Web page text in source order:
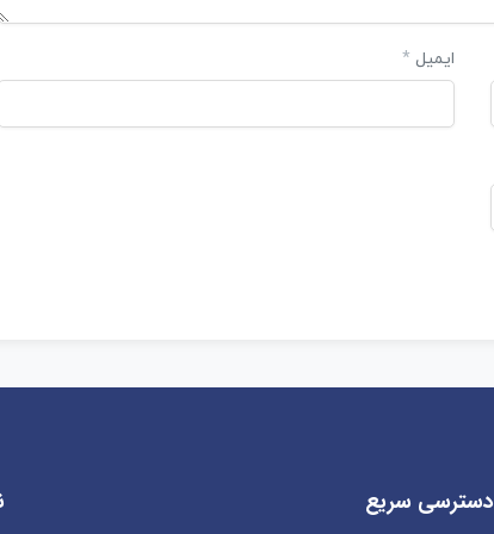
ایمیل *
دسترسی سریع